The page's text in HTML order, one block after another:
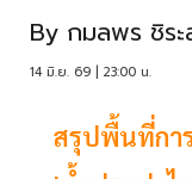
By กมลพร ชิร
14 มิ.ย. 69 | 23:00 น.
สรุปพื้นที่กา